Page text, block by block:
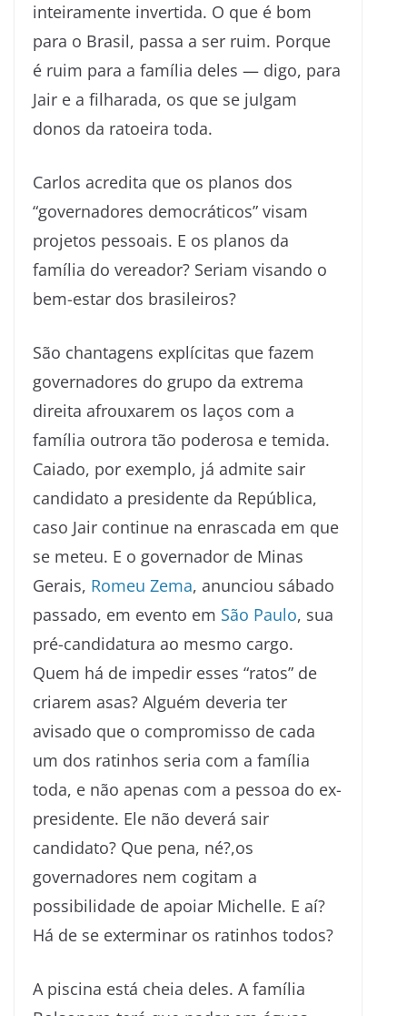
inteiramente invertida. O que é bom
para o Brasil, passa a ser ruim. Porque
é ruim para a família deles — digo, para
Jair e a filharada, os que se julgam
donos da ratoeira toda.
Carlos acredita que os planos dos
“governadores democráticos” visam
projetos pessoais. E os planos da
família do vereador? Seriam visando o
bem-estar dos brasileiros?
São chantagens explícitas que fazem
governadores do grupo da extrema
direita afrouxarem os laços com a
família outrora tão poderosa e temida.
Caiado, por exemplo, já admite sair
candidato a presidente da República,
caso Jair continue na enrascada em que
se meteu. E o governador de Minas
Gerais, Romeu Zema, anunciou sábado
passado, em evento em São Paulo, sua
pré-candidatura ao mesmo cargo.
Quem há de impedir esses “ratos” de
criarem asas? Alguém deveria ter
avisado que o compromisso de cada
um dos ratinhos seria com a família
toda, e não apenas com a pessoa do ex-
presidente. Ele não deverá sair
candidato? Que pena, né?,os
governadores nem cogitam a
possibilidade de apoiar Michelle. E aí?
Há de se exterminar os ratinhos todos?
A piscina está cheia deles. A família